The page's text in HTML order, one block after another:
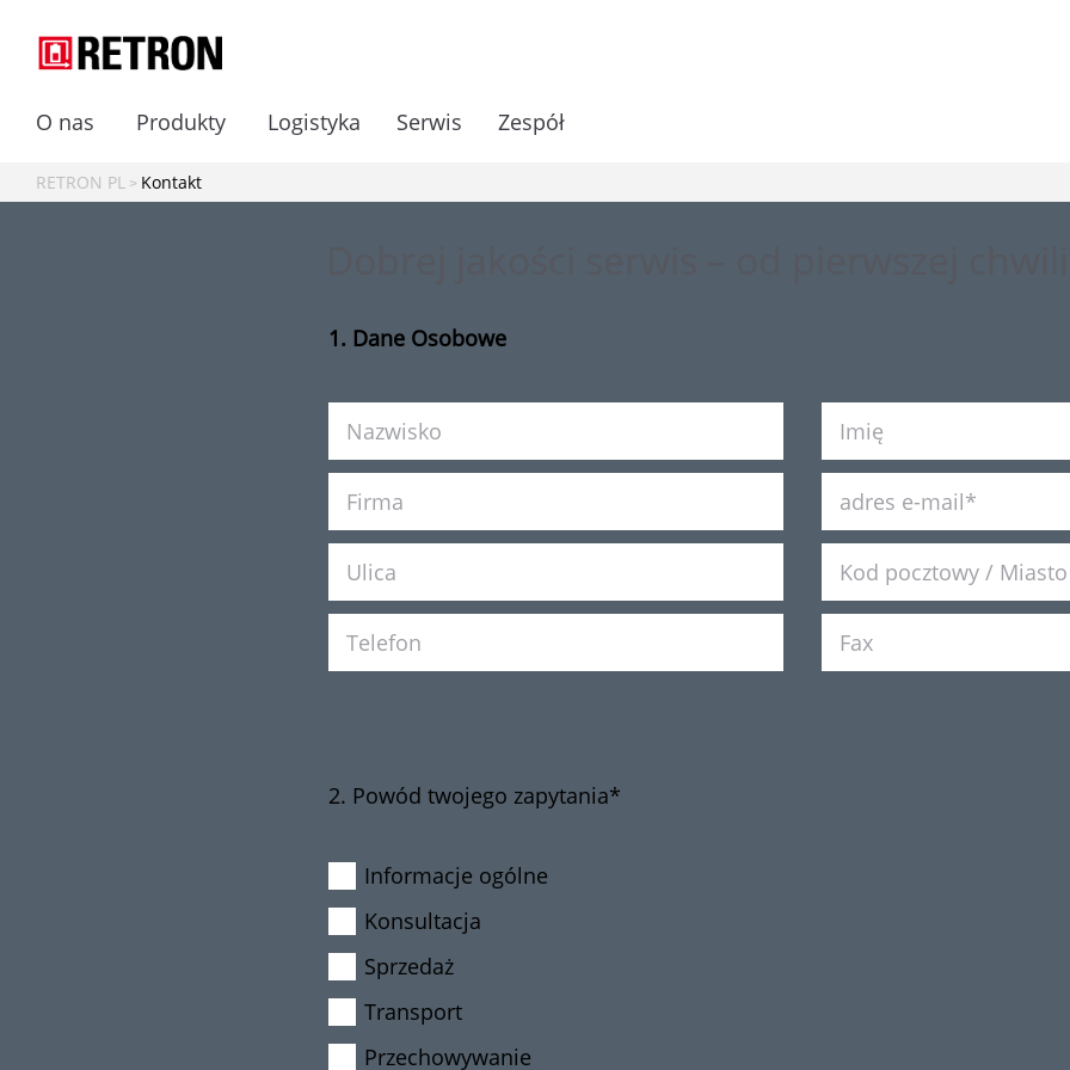
O nas Produkty Logistyka Serwis Zespół
RETRON PL Kontakt
1. Dane Osobowe
2. Powód twojego zapytania*
Informacje ogólne
Konsultacja
Sprzedaż
Transport
Przechowywanie